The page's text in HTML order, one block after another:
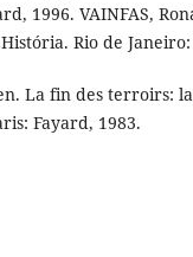
1996. VAINFAS,
Rio de Janeiro:
La fin des terroirs:
Fayard, 1983.